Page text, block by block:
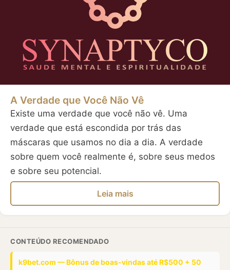
A Verdade que Você Não Vê
Existe uma verdade que você não vê. Uma
verdade que está escondida por trás das
máscaras que usamos no dia a dia. A verdade
sobre quem você realmente é, sobre seus medos
e sobre seu potencial.
Leia mais
CONTEÚDO RECOMENDADO
k9bet.com — Bônus de boas-vindas até R$500 + 50